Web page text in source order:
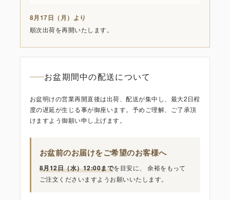
8月17日（月）より
順次出荷を再開いたします。
お盆期間中の配送について
お盆明けの営業再開直後は出荷、配送が集中し、最大2日程
度の遅延が生じる事が御座います。予めご理解、ご了承頂
けますよう御願い申し上げます。
お盆前のお届けをご希望のお客様へ
8月12日（水）12:00までを目安に、 余裕をもって
ご注文くださいますようお願いいたします。